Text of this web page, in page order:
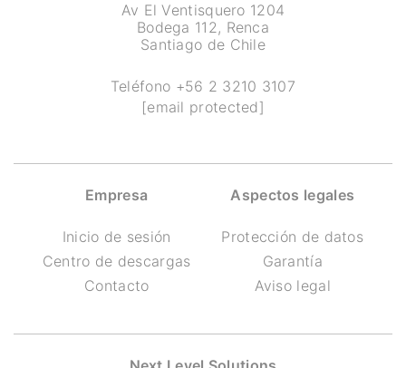
Av El Ventisquero 1204
Bodega 112, Renca
Santiago de Chile
Teléfono +56 2 3210 3107
[email protected]
Empresa
Inicio de sesión
Centro de descargas
Contacto
Aspectos legales
Protección de datos
Garantía
Aviso legal